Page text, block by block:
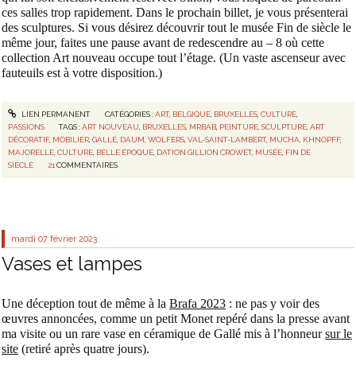
ces salles trop rapidement. Dans le prochain billet, je vous présenterai
des sculptures. Si vous désirez découvrir tout le musée Fin de siècle le
même jour, faites une pause avant de redescendre au – 8 où cette
collection Art nouveau occupe tout l’étage. (Un vaste ascenseur avec
fauteuils est à votre disposition.)
LIEN PERMANENT CATÉGORIES :ART, BELGIQUE, BRUXELLES, CULTURE,
PASSIONS
TAGS :ART NOUVEAU BRUXELLES MRBAB PEINTURE ,SCULPTURE ,ART
DÉCORATIF, MOBILIER ,GALLÉ DAUM ,WOLFERS ,VAL-SAINT-LAMBERT, MUCHA KHNOPFF,
MAJORELLE ,CULTURE BELLE ÉPOQUE DATION GILLION CROWET, MUSÉE FIN DE
SIÈCLE
21 COMMENTAIRES
mardi 07 février 2023
Vases et lampes
Une déception tout de même à la Brafa 2023 : ne pas y voir des
œuvres annoncées, comme un petit Monet repéré dans la presse avant
ma visite ou un rare vase en céramique de Gallé mis à l’honneursur le
site (retiré après quatre jours).